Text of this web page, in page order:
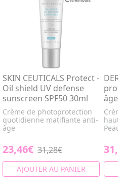
SKIN CEUTICALS Protect -
Oil shield UV defense
sunscreen SPF50 30ml
Crème de photoprotection
quotidienne matifiante anti-
âge
23,46€ 31,28€
AJOUTER AU PANIER
âge